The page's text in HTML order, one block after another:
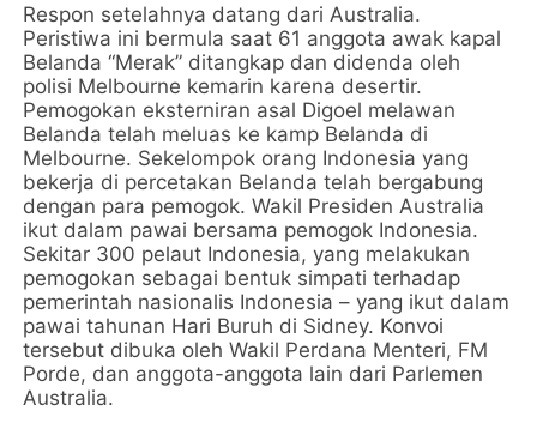
Respon setelahnya datang dari Australia.
Peristiwa ini bermula saat 61 anggota awak kapal
Belanda “Merak” ditangkap dan didenda oleh
polisi Melbourne kemarin karena desertir.
Pemogokan eksterniran asal Digoel melawan
Belanda telah meluas ke kamp Belanda di
Melbourne. Sekelompok orang Indonesia yang
bekerja di percetakan Belanda telah bergabung
dengan para pemogok. Wakil Presiden Australia
ikut dalam pawai bersama pemogok Indonesia.
Sekitar 300 pelaut Indonesia, yang melakukan
pemogokan sebagai bentuk simpati terhadap
pemerintah nasionalis Indonesia – yang ikut dalam
pawai tahunan Hari Buruh di Sidney. Konvoi
tersebut dibuka oleh Wakil Perdana Menteri, FM
Porde, dan anggota-anggota lain dari Parlemen
Australia.